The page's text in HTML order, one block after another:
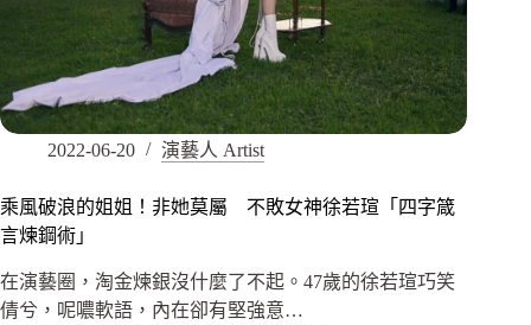
2022-06-20 演藝人 Artist
乘風破浪的姐姐！非她莫屬 不敗女神徐若瑄「四字箴
言煉鋼術」
在演藝圈，淘金煉銀沒什麼了不起。47歲的徐若瑄巧笑
倩兮，呢噥軟語，內在卻有堅強意…